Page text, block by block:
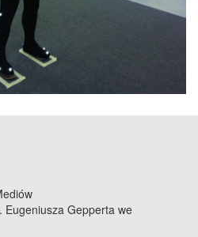
Eugeniusza Gepperta we